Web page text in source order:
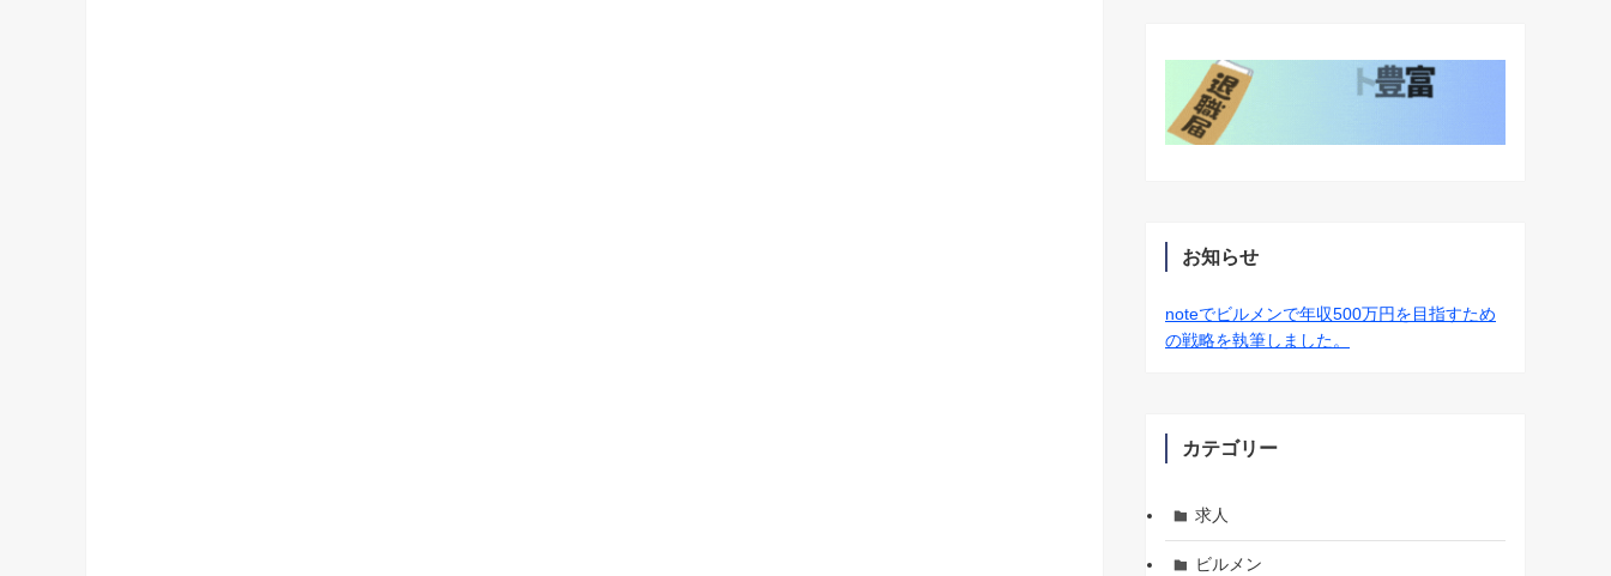
お知らせ
noteでビルメンで年収500万円を目指すため
の戦略を執筆しました。
カテゴリー
求人
ビルメン